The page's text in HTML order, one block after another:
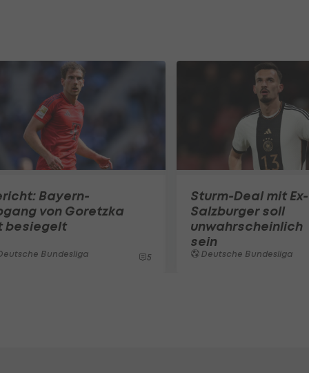
Bayern-
von Goretzka
besiegelt
Bundesliga 5
Sturm-Deal mit Ex-
Salzburger soll
unwahrscheinlich
sein
Deutsche Bundesliga